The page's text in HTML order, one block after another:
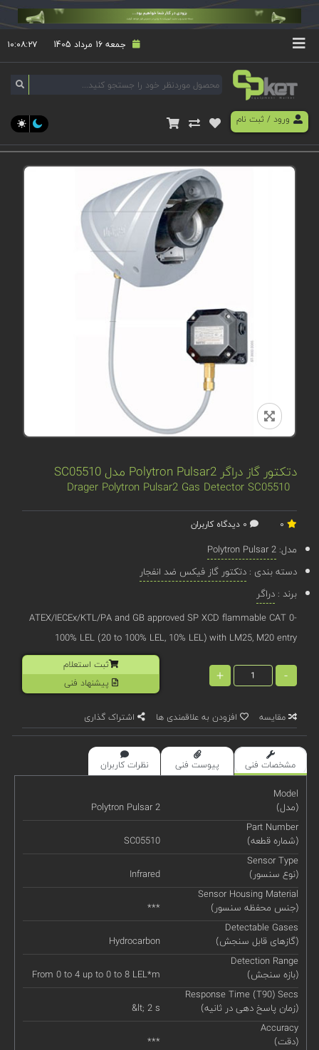
جمعه 16 مرداد 1405 ۱۰:۰۸:۲۷
ورود/ ثبت نام
دتکتور گاز دراگر Polytron Pulsar2 مدل SC05510
Drager Polytron Pulsar2 Gas Detector SC05510
مدل:Polytron Pulsar 2
دسته بندی :دتکتور گاز فیکس ضد انفجار
برند :دراگر
ATEX/IECEx/KTL/PA and GB approved SP XCD flammable CAT 0-
100% LEL (20 to 100% LEL, 10% LEL) with LM25, M20 entry
-
+
ثبت استعلام
پیشنهاد فنی
مقایسه افزودن به علاقمندی ها اشتراک گذاری
مشخصات فنی پیوست فنی نظرات کاربران
Model
(مدل)
Polytron Pulsar 2
Part Number
(شماره قطعه)
SC05510
Sensor Type
(نوع سنسور)
Infrared
Sensor Housing Material
(جنس محفظه سنسور)
***
Detectable Gases
(گازهای قابل سنجش)
Hydrocarbon
Detection Range
(بازه سنجش)
From 0 to 4 up to 0 to 8 LEL*m
Response Time (T90) Secs
(زمان پاسخ دهی در ثانیه)
&lt; 2 s
Accuracy
(دقت)
***